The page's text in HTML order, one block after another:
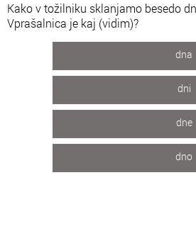
Kako v tožilniku sklanjamo besedo
Vprašalnica je kaj (vidim)?
dna
dni
dne
dno